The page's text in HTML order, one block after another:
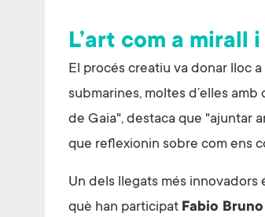
L’art com a
El procés creatiu va donar lloc
submarines, moltes d’elles
de Gaia", destaca que "ajuntar
que reflexionin sobre com ens
Un dels llegats més
què han participat Fabio Bruno